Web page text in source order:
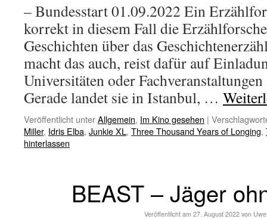
– Bundesstart 01.09.2022 Ein
korrekt in diesem Fall die
Geschichten über das
macht das auch, reist dafür auf
Universitäten oder
Gerade landet sie in Istanbul, …
Veröffentlicht unterAllgemein, Im Kino gesehen |
Miller, Idris Elba, Junkie XL, Three Thousand Years of Longing,
hinterlassen
BEAST – Jäger
Veröffentlicht am 27. August 2022 von